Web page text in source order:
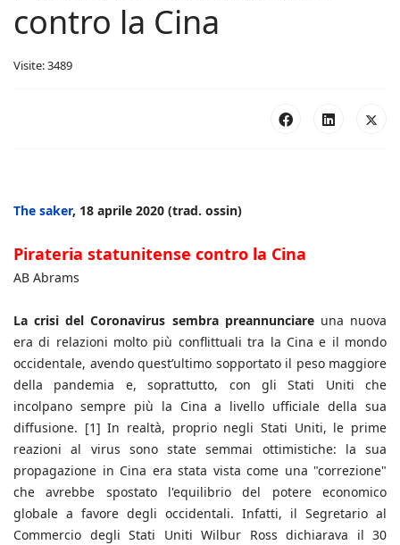
contro la Cina
Visite: 3489
The saker, 18 aprile 2020 (trad. ossin)
Pirateria statunitense contro la Cina
AB Abrams
La crisi del Coronavirus sembra preannunciareuna nuova
era di relazioni molto più conflittuali tra la Cina e il mondo
occidentale, avendo quest’ultimo sopportato il peso maggiore
della pandemia e, soprattutto, con gli Stati Uniti che
incolpano sempre più la Cina a livello ufficiale della sua
diffusione. [1] In realtà, proprio negli Stati Uniti, le prime
reazioni al virus sono state semmai ottimistiche: la sua
propagazione in Cina era stata vista come una "correzione"
che avrebbe spostato l'equilibrio del potere economico
globale a favore degli occidentali. Infatti, il Segretario al
Commercio degli Stati Uniti Wilbur Ross dichiarava il 30